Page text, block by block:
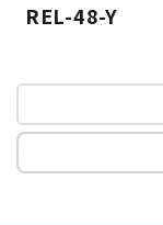
REL-48-Y